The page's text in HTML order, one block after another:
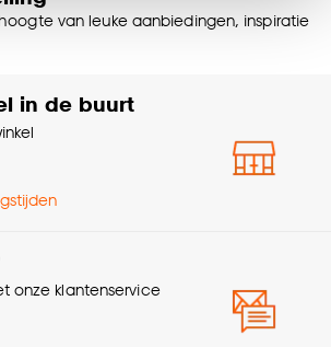
te accepteren. Je kunt er ook
cookies wel of niet te
is dat je deze keuze altijd nog
.
1 CM
Oeko-Tex Standard 100
0.58 Kg
van leuke aanbiedingen, inspiratie
in de buurt
onze klantenservice